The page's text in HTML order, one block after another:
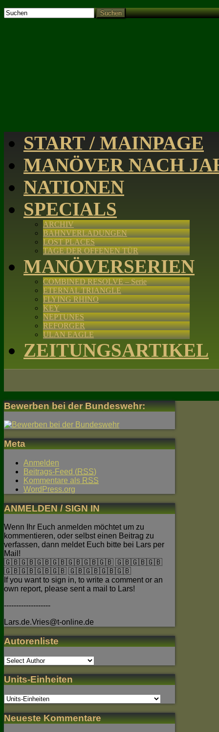
Suchen
START / MAINPAGE
MANÖVER NACH
NATIONEN
SPECIALS
ARCHIV
BAHNVERLADUNGEN
LOST PLACES
TAGE DER OFFENEN TÜR
MANÖVERSERIEN
COMBINED RESOLVE – Serie
ETERNAL TRIANGLE
FLYING RHINO
KEY
NEPTUNES
REFORGER
ULAN EAGLE
ZEITUNGSARTIKEL
Bewerben bei der Bundeswehr:
Meta
Anmelden
Beitrags-Feed (RSS)
Kommentare als RSS
WordPress.org
ANMELDEN / SIGN IN
Wenn Ihr Euch anmelden möchtet um zu
kommentieren, oder selbst einen Beitrag zu
verfassen, dann meldet Euch bitte bei Lars per
Mail!
🇬🇧🇬🇧🇬🇧🇬🇧🇬🇧🇬🇧🇬🇧 🇬🇧🇬🇧🇬🇧
🇬🇧🇬🇧🇬🇧🇬🇧 🇬🇧🇬🇧🇬🇧🇬🇧
If you want to sign in, to write a comment or an
own report, please sent a mail to Lars!
-------------------
Lars.de.Vries@t-online.de
Autorenliste
Units-Einheiten
Neueste Kommentare